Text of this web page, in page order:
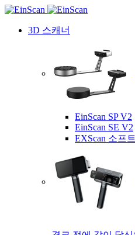
3D 스캐너
EinScan SP V2
EinScan SE V2
EXScan 소프